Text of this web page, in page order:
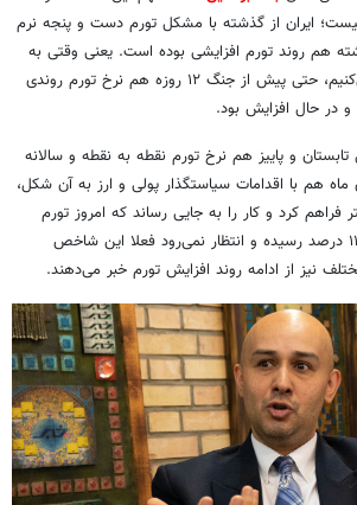
ایران از گذشته با مشکل تورم دست و پنجه نرم
هم روند تورم افزایشی بوده است. یعنی وقتی به
آمارهای رسمی مراجعه می‌کنیم، حتی پیش از جنگ ۱۲ روزه هم نرخ تورم روندی
و در حال افزایش بود.
و پاییز هم نرخ تورم نقطه‌ به نقطه و سالانه
هم با اقدامات سیاستگذار پولی و ارز به آن شکل،
کرد و کار را به جایی رساند که امروز تورم
مواد خوراکی به بیش از ۱۱۵ درصد رسیده و انتظار نمی‌رود فعلا این شاخص
نیز از ادامه روند افزایش تورم خبر می‌دهند.